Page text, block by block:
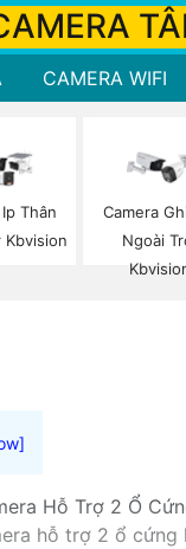
CAMERA WIFI
Thân
Kbvision
Camera
Ngoài
Hỗ Trợ 2 Ổ
hỗ trợ 2 ổ cứng